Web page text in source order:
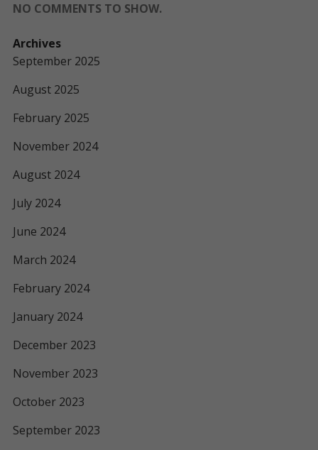
NO COMMENTS TO SHOW.
Archives
September 2025
August 2025
February 2025
November 2024
August 2024
July 2024
June 2024
March 2024
February 2024
January 2024
December 2023
November 2023
October 2023
September 2023